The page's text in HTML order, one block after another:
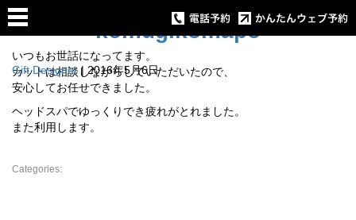
komugikomapo
Gift Designer | 2016年5月6日
いつもお世話になってます。
カットは相談しながらしていただいたので、
安心してお任せできました。
ヘッドスパでゆっくりでき疲れがとれました。
また利用します。
Categories: